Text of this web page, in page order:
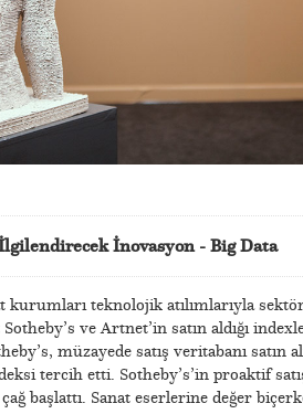
İnovasyon - Big Data
kurumları teknolojik atılımlarıyla
ve Artnet’in satın aldığı
müzayede satış veritabanı satın
tercih etti. Sotheby’s’in proaktif
başlattı. Sanat eserlerine değer